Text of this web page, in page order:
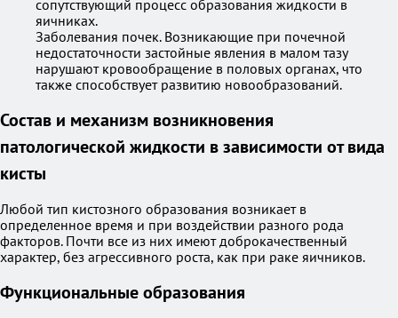
сопутствующий процесс образования жидкости в
яичниках.
Заболевания почек. Возникающие при почечной
недостаточности застойные явления в малом тазу
нарушают кровообращение в половых органах, что
также способствует развитию новообразований.
Состав и механизм возникновения
патологической жидкости в зависимости от вида
кисты
Любой тип кистозного образования возникает в
определенное время и при воздействии разного рода
факторов. Почти все из них имеют доброкачественный
характер, без агрессивного роста, как при раке яичников.
Функциональные образования